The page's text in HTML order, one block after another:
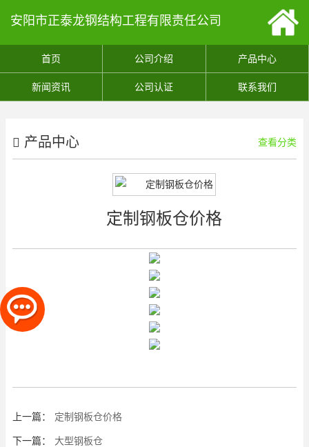
安阳市正泰龙钢结构工程有限责任公司
首页 公司介绍 产品中心
新闻资讯 公司认证 联系我们
产品中心 查看分类
定制钢板仓价格
上一篇： 定制钢板仓价格
下一篇： 大型钢板仓